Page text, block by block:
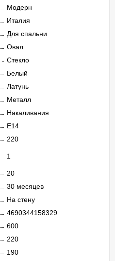
Модерн
Италия
Для спальни
Овал
Стекло
Белый
Латунь
Металл
Накаливания
E14
220
1
20
30 месяцев
На стену
4690344158329
600
220
190